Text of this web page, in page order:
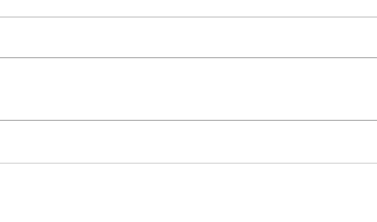
TourTravelynByFraveo